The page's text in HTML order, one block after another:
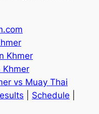
Khmer
Khmer
vs Muay Thai
Schedule